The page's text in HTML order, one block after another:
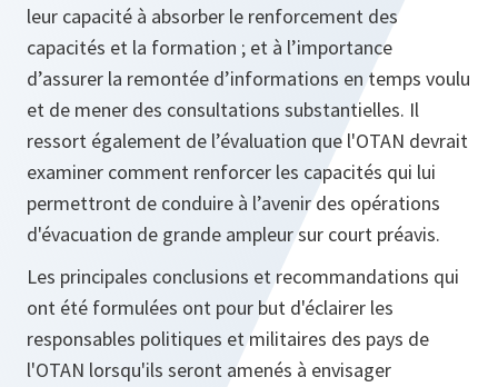
leur capacité à absorber le renforcement des
capacités et la formation ; et à l’importance
d’assurer la remontée d’informations en temps voulu
et de mener des consultations substantielles. Il
ressort également de l’évaluation que l'OTAN devrait
examiner comment renforcer les capacités qui lui
permettront de conduire à l’avenir des opérations
d'évacuation de grande ampleur sur court préavis.
Les principales conclusions et recommandations qui
ont été formulées ont pour but d'éclairer les
responsables politiques et militaires des pays de
l'OTAN lorsqu'ils seront amenés à envisager